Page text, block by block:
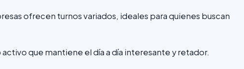
ofrecen turnos variados, ideales para quienes buscan
activo que mantiene el día a día interesante y retador.